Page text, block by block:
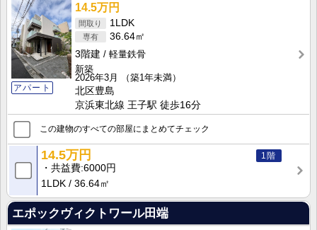
アパート
14.5万円
1LDK
36.64㎡
3階建
軽量鉄骨
新築
2026年3月
（築1年未満）
北区豊島
京浜東北線 王子駅 徒歩16分
この建物のすべての部屋にまとめてチェック
1階
14.5万円
共益費 6000円
1LDK
36.64㎡
エポックヴィクトワール田端